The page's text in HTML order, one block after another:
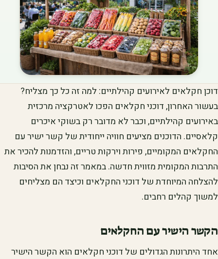
דוכן חקלאים לאירועים קהילתיים: למה זה כל כך מצליח?
בעשור האחרון, דוכני חקלאים הפכו לאטרקציה מרכזית
באירועים קהילתיים, וכבר לא מדובר רק בשוקי איכרים
קלאסיים. הדוכנים מציעים חוויה ייחודית של קשר ישיר עם
החקלאים המקומיים, פירות וירקות טריים, והזדמנות להכיר את
התרבות המקומית מזווית חדשה. במאמר זה נבחן את הסיבות
להצלחה המיוחדת של דוכני החקלאים וכיצד הם מצליחים
למשוך קהלים רחבים.
הקשר הישיר עם החקלאים
אחד היתרונות הגדולים של דוכני חקלאים הוא הקשר הישיר